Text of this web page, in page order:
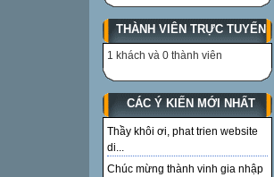
THÀNH VIÊN TRỰC TUYẾN
1 khách và 0 thành viên
CÁC Ý KIẾN MỚI NHẤT
Thầy khôi ơi, phat trien website
di...
Chúc mừng thành vinh gia nhập